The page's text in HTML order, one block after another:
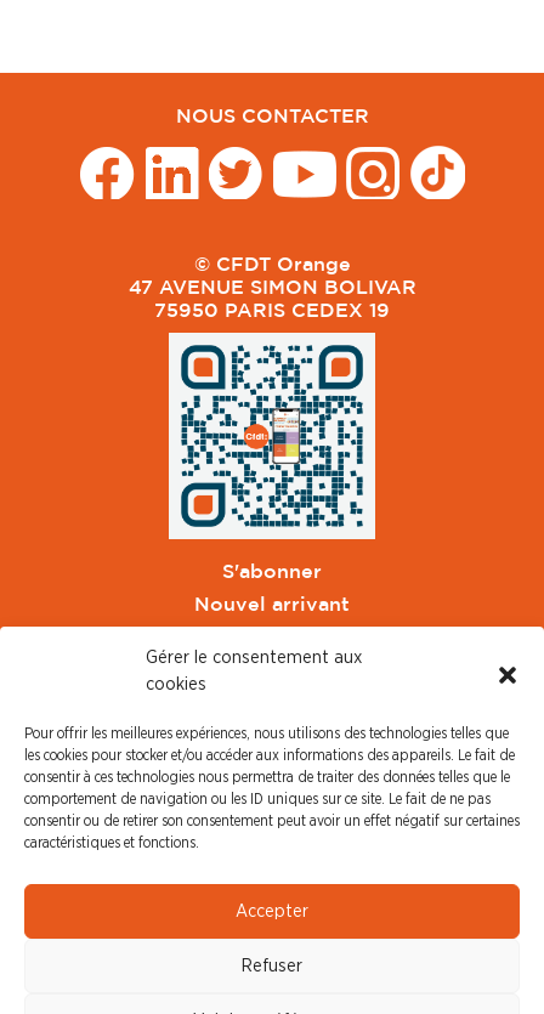
Gérer le consentement aux
cookies
Pour offrir les meilleures expériences, nous utilisons des technologies telles que
les cookies pour stocker et/ou accéder aux informations des appareils. Le fait de
consentir à ces technologies nous permettra de traiter des données telles que le
comportement de navigation ou les ID uniques sur ce site. Le fait de ne pas
consentir ou de retirer son consentement peut avoir un effet négatif sur certaines
caractéristiques et fonctions.
Accepter
Refuser
NOUS CONTACTER
© CFDT Orange
47 AVENUE SIMON BOLIVAR
75950 PARIS CEDEX 19
S'abonner
Nouvel arrivant
CFDT Cadres
CFDT Retraités
L'UFFA
PRESSE
Communiqué de Presse
Revue de Presse